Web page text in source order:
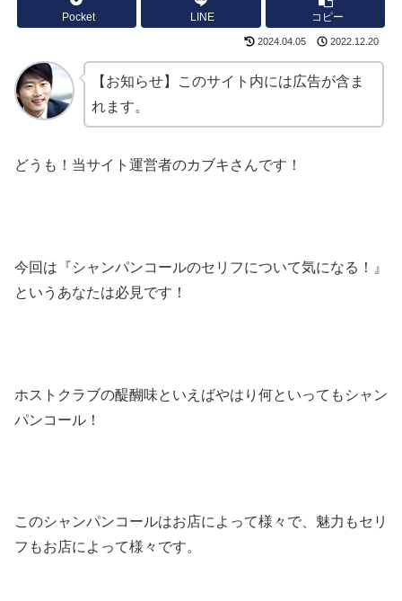
Pocket LINE コピー
2024.04.05 2022.12.20
【お知らせ】このサイト内には広告が含ま
れます。
どうも！当サイト運営者のカブキさんです！
今回は『シャンパンコールのセリフについて気になる！』
というあなたは必見です！
ホストクラブの醍醐味といえばやはり何といってもシャン
パンコール！
このシャンパンコールはお店によって様々で、魅力もセリ
フもお店によって様々です。